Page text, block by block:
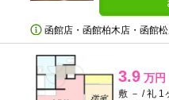
函館店・函館柏木店・函館
3.9 万円
敷 － / 礼 1